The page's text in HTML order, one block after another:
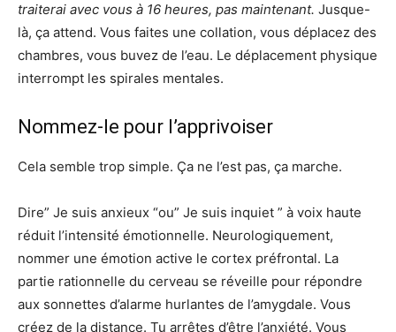
traiterai avec vous à 16 heures, pas maintenant. Jusque-
là, ça attend. Vous faites une collation, vous déplacez des
chambres, vous buvez de l’eau. Le déplacement physique
interrompt les spirales mentales.
Nommez-le pour l’apprivoiser
Cela semble trop simple. Ça ne l’est pas, ça marche.
Dire” Je suis anxieux “ou” Je suis inquiet ” à voix haute
réduit l’intensité émotionnelle. Neurologiquement,
nommer une émotion active le cortex préfrontal. La
partie rationnelle du cerveau se réveille pour répondre
aux sonnettes d’alarme hurlantes de l’amygdale. Vous
créez de la distance. Tu arrêtes d’être l’anxiété. Vous